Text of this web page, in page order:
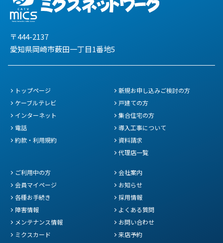
〒444-2137
愛知県岡崎市薮田一丁目1番地5
トップページ
ケーブルテレビ
インターネット
電話
約款・利用規約
新規お申し込みご検討の方
戸建ての方
集合住宅の方
導入工事について
資料請求
代理店一覧
ご利用中の方
会員マイページ
各種お手続き
障害情報
メンテナンス情報
ミクスカード
会社案内
お知らせ
採用情報
よくある質問
お問い合わせ
来店予約